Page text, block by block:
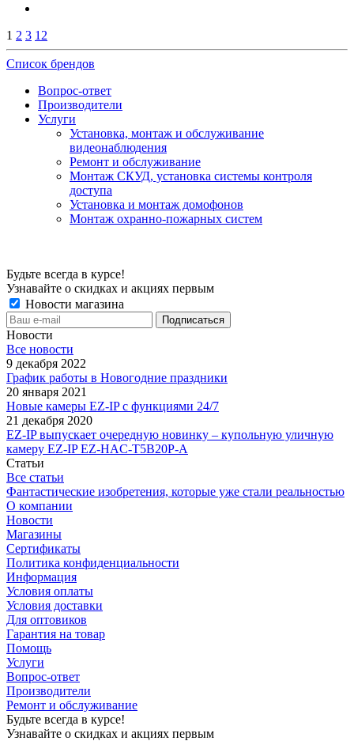
1 2 3 12
Список брендов
Вопрос-ответ
Производители
Услуги
Установка, монтаж и обслуживание
видеонаблюдения
Ремонт и обслуживание
Монтаж СКУД, установка системы контроля
доступа
Установка и монтаж домофонов
Монтаж охранно-пожарных систем
Будьте всегда в курсе!
Узнавайте о скидках и акциях первым
Новости магазина
Новости
Все новости
9 декабря 2022
График работы в Новогодние праздники
20 января 2021
Новые камеры EZ-IP с функциями 24/7
21 декабря 2020
EZ-IP выпускает очередную новинку – купольную уличную
камеру EZ-IP EZ-HAC-T5B20P-A
Статьи
Все статьи
Фантастические изобретения, которые уже стали реальностью
О компании
Новости
Магазины
Сертификаты
Политика конфиденциальности
Информация
Условия оплаты
Условия доставки
Для оптовиков
Гарантия на товар
Помощь
Услуги
Вопрос-ответ
Производители
Ремонт и обслуживание
Будьте всегда в курсе!
Узнавайте о скидках и акциях первым